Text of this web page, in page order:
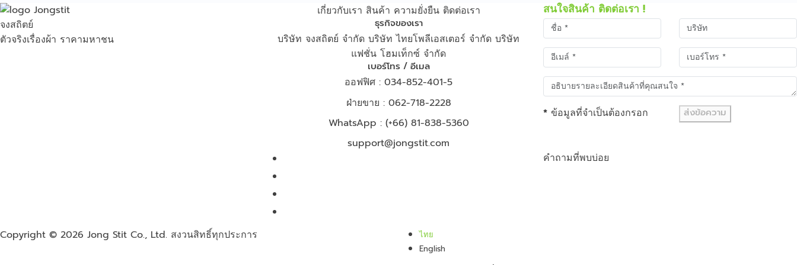
จงสถิตย์
ตัวจริงเรื่องผ้า ราคามหาชน
เกี่ยวกับเรา สินค้า ความยั่งยืน ติดต่อเรา
ธุรกิจของเรา
บริษัท จงสถิตย์ จำกัด บริษัท ไทยโพลีเอสเตอร์ จำกัด บริษัท
แฟชั่น โฮมเท็กซ์ จำกัด
เบอร์โทร / อีเมล
ออฟฟิศ : 034-852-401-5
ฝ่ายขาย : 062-718-2228
WhatsApp : (+66) 81-838-5360
support@jongstit.com
สนใจสินค้า ติดต่อเรา !
* ข้อมูลที่จำเป็นต้องกรอก ส่งข้อความ
คำถามที่พบบ่อย
Copyright © 2026 Jong Stit Co., Ltd. สงวนสิทธิ์ทุกประการ
ไทย
English